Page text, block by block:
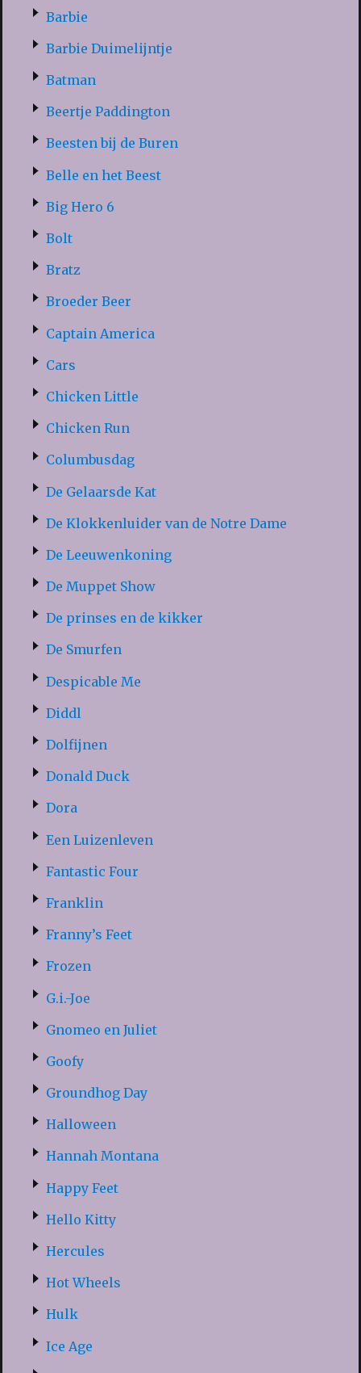
Barbie
Barbie Duimelijntje
Batman
Beertje Paddington
Beesten bij de Buren
Belle en het Beest
Big Hero 6
Bolt
Bratz
Broeder Beer
Captain America
Cars
Chicken Little
Chicken Run
Columbusdag
De Gelaarsde Kat
De Klokkenluider van de Notre Dame
De Leeuwenkoning
De Muppet Show
De prinses en de kikker
De Smurfen
Despicable Me
Diddl
Dolfijnen
Donald Duck
Dora
Een Luizenleven
Fantastic Four
Franklin
Franny’s Feet
Frozen
G.i.-Joe
Gnomeo en Juliet
Goofy
Groundhog Day
Halloween
Hannah Montana
Happy Feet
Hello Kitty
Hercules
Hot Wheels
Hulk
Ice Age